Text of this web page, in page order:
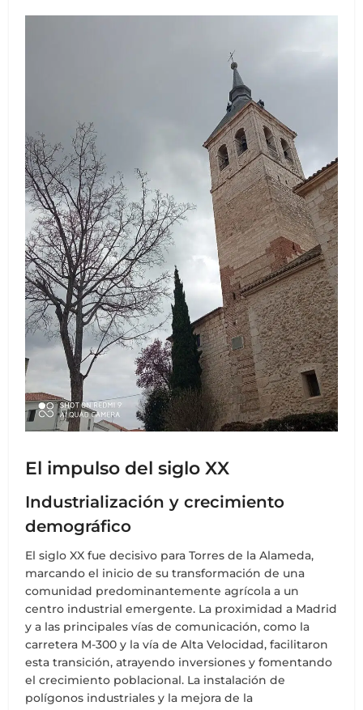
El impulso del siglo XX
Industrialización y crecimiento
demográfico
El siglo XX fue decisivo para Torres de la Alameda,
marcando el inicio de su transformación de una
comunidad predominantemente agrícola a un
centro industrial emergente. La proximidad a Madrid
y a las principales vías de comunicación, como la
carretera M-300 y la vía de Alta Velocidad, facilitaron
esta transición, atrayendo inversiones y fomentando
el crecimiento poblacional. La instalación de
polígonos industriales y la mejora de la